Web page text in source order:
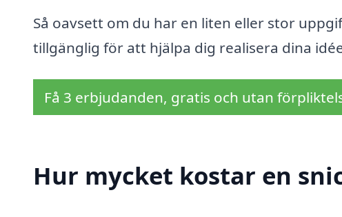
Så oavsett om du har en liten eller stor
tillgänglig för att hjälpa dig realisera dina
Få 3 erbjudanden, gratis och utan
Hur mycket kostar en